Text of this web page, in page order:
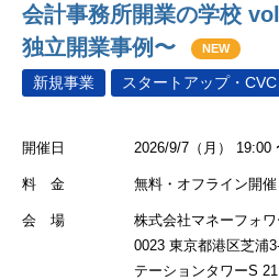
会計事務所開業の学校
独立開業事例〜
NEW
新規事業 スタートアップ・CVC
開催日 2026/9/7（月） 19:00
料 金 無料・オフライン開催
会 場
株式会社マネーフォ
0023 東京都港区芝浦
テーションタワーS